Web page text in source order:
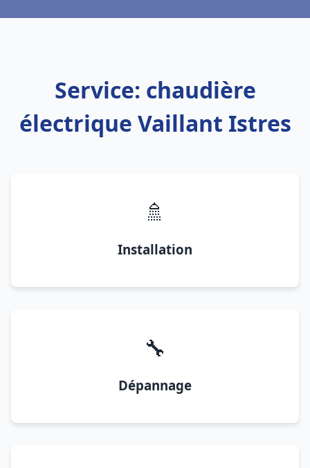
Service: chaudière
électrique Vaillant Istres
🚿
Installation
🔧
Dépannage